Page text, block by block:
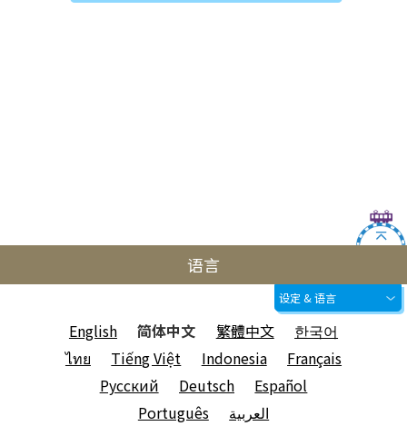
语言
设定 & 语言
English 简体中文 繁體中文
한국어
ไทย
Tiếng Việt Indonesia
Français
Русский
Deutsch
Español
Português
العربية